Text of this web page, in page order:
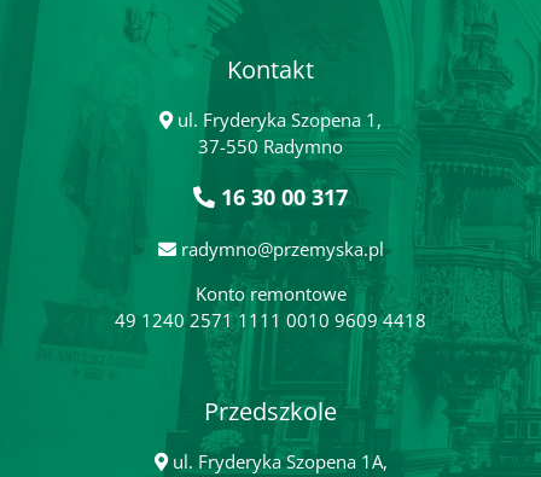
Kontakt
ul. Fryderyka Szopena 1,
37-550 Radymno
16 30 00 317
radymno@przemyska.pl
Konto remontowe
49 1240 2571 1111 0010 9609 4418
Przedszkole
ul. Fryderyka Szopena 1A,